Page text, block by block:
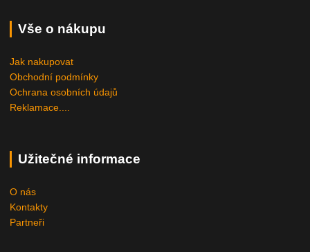
Vše o nákupu
Jak nakupovat
Obchodní podmínky
Ochrana osobních údajů
Reklamace....
Užitečné informace
O nás
Kontakty
Partneři